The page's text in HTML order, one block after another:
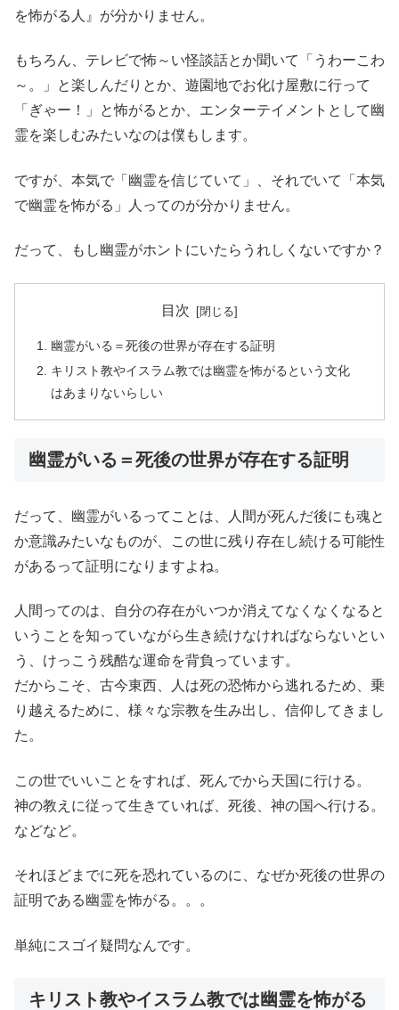
を怖がる人』が分かりません。
もちろん、テレビで怖～い怪談話とか聞いて「うわーこわ
～。」と楽しんだりとか、遊園地でお化け屋敷に行って
「ぎゃー！」と怖がるとか、エンターテイメントとして幽
霊を楽しむみたいなのは僕もします。
ですが、本気で「幽霊を信じていて」、それでいて「本気
で幽霊を怖がる」人ってのが分かりません。
だって、もし幽霊がホントにいたらうれしくないですか？
目次
幽霊がいる＝死後の世界が存在する証明
キリスト教やイスラム教では幽霊を怖がるという文化
はあまりないらしい
幽霊がいる＝死後の世界が存在する証明
だって、幽霊がいるってことは、人間が死んだ後にも魂と
か意識みたいなものが、この世に残り存在し続ける可能性
があるって証明になりますよね。
人間ってのは、自分の存在がいつか消えてなくなくなると
いうことを知っていながら生き続けなければならないとい
う、けっこう残酷な運命を背負っています。
だからこそ、古今東西、人は死の恐怖から逃れるため、乗
り越えるために、様々な宗教を生み出し、信仰してきまし
た。
この世でいいことをすれば、死んでから天国に行ける。
神の教えに従って生きていれば、死後、神の国へ行ける。
などなど。
それほどまでに死を恐れているのに、なぜか死後の世界の
証明である幽霊を怖がる。。。
単純にスゴイ疑問なんです。
キリスト教やイスラム教では幽霊を怖がる